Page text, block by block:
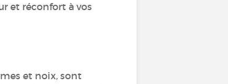
et réconfort à vos
et noix, sont